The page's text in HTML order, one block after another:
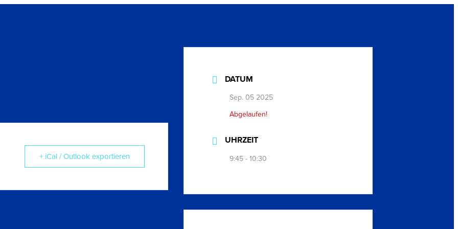
+ iCal / Outlook exportieren
DATUM
Sep. 05 2025
Abgelaufen!
UHRZEIT
9:45 - 10:30